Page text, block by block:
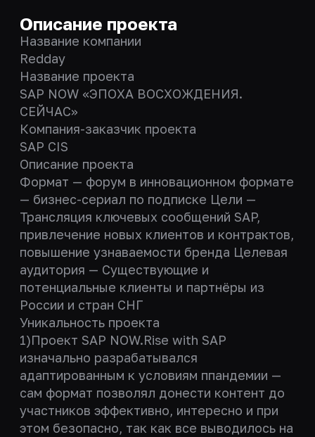
Описание проекта
Название компании
Redday
Название проекта
SAP NOW «ЭПОХА ВОСХОЖДЕНИЯ.
СЕЙЧАС»
Компания-заказчик проекта
SAP CIS
Описание проекта
Формат — форум в инновационном формате
— бизнес-сериал по подписке Цели —
Трансляция ключевых сообщений SAP,
привлечение новых клиентов и контрактов,
повышение узнаваемости бренда Целевая
аудитория — Существующие и
потенциальные клиенты и партнёры из
России и стран СНГ
Уникальность проекта
1)Проект SAP NOW.Rise with SAP
изначально разрабатывался
адаптированным к условиям ппандемии —
сам формат позволял донести контент до
участников эффективно, интересно и при
этом безопасно, так как все выводилось на